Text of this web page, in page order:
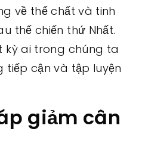
về thể chất và tinh
thế chiến thứ Nhất.
kỳ ai trong chúng ta
cận và tập luyện
giảm cân